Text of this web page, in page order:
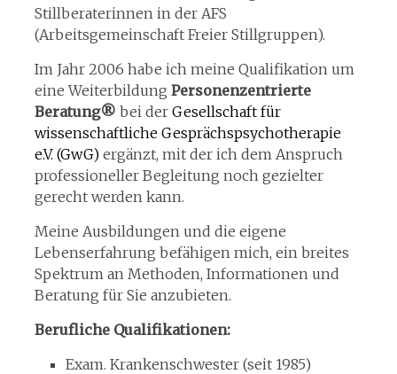
Stillberaterinnen in der AFS
(Arbeitsgemeinschaft Freier Stillgruppen).
Im Jahr 2006 habe ich meine Qualifikation um
eine Weiterbildung Personenzentrierte
Beratung® bei der Gesellschaft für
wissenschaftliche Gesprächspsychotherapie
e.V. (GwG) ergänzt, mit der ich dem Anspruch
professioneller Begleitung noch gezielter
gerecht werden kann.
Meine Ausbildungen und die eigene
Lebenserfahrung befähigen mich, ein breites
Spektrum an Methoden, Informationen und
Beratung für Sie anzubieten.
Berufliche Qualifikationen:
Exam. Krankenschwester (seit 1985)